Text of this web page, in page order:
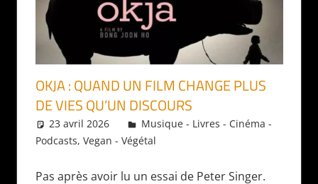
OKJA : QUAND UN FILM CHANGE PLUS
DE VIES QU’UN DISCOURS
23 avril 2026 Daniel
Musique - Livres - Cinéma -
Podcasts, Vegan - Végétal
Pas après avoir lu un essai de Peter Singer.